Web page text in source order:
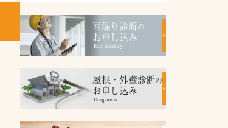
雨漏り診断の
お申し込み
Rainleaking
屋根・外壁診断の
お申し込み
Diagnosis